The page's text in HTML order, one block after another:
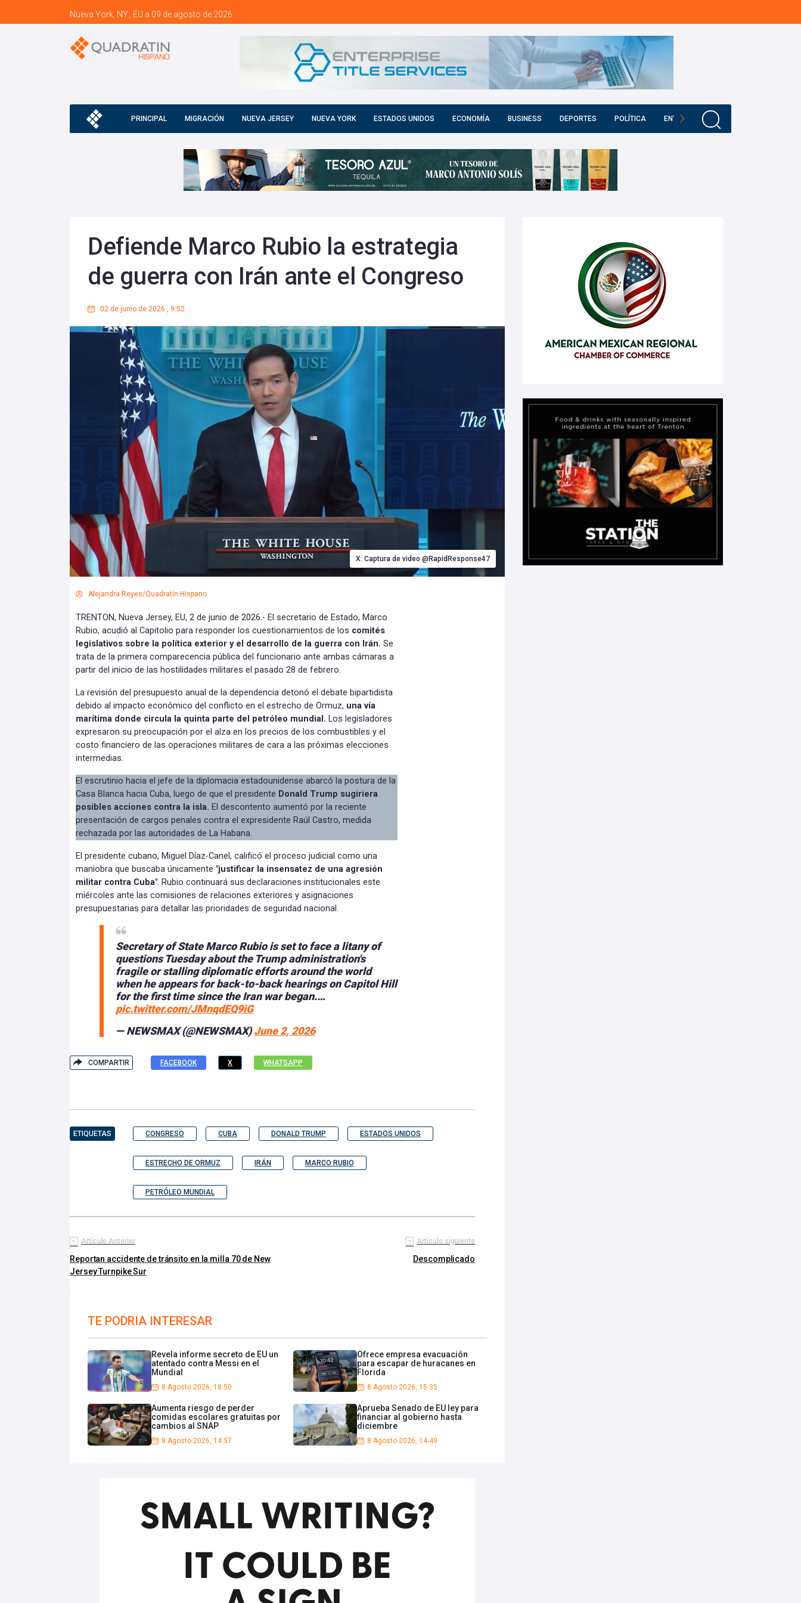
Nueva York, NY., EU a 09 de agosto de 2026
PRINCIPAL MIGRACIÓN NUEVA JERSEY NUEVA YORK ESTADOS UNIDOS ECONOMÍA BUSINESS DEPORTES POLÍTICA ENTRETENIMIENTO
Defiende Marco Rubio la estrategia
de guerra con Irán ante el Congreso
02 de junio de 2026 , 9:52
X: Captura de video @RapidResponse47
Alejandra Reyes/Quadratín Hispano
TRENTON, Nueva Jersey, EU, 2 de junio de 2026.- El secretario de Estado, Marco
Rubio, acudió al Capitolio para responder los cuestionamientos de los comités
legislativos sobre la política exterior y el desarrollo de la guerra con Irán. Se
trata de la primera comparecencia pública del funcionario ante ambas cámaras a
partir del inicio de las hostilidades militares el pasado 28 de febrero.
La revisión del presupuesto anual de la dependencia detonó el debate bipartidista
debido al impacto económico del conflicto en el estrecho de Ormuz, una vía
marítima donde circula la quinta parte del petróleo mundial. Los legisladores
expresaron su preocupación por el alza en los precios de los combustibles y el
costo financiero de las operaciones militares de cara a las próximas elecciones
intermedias.
El escrutinio hacia el jefe de la diplomacia estadounidense abarcó la postura de la
Casa Blanca hacia Cuba, luego de que el presidente Donald Trump sugiriera
posibles acciones contra la isla. El descontento aumentó por la reciente
presentación de cargos penales contra el expresidente Raúl Castro, medida
rechazada por las autoridades de La Habana.
El presidente cubano, Miguel Díaz-Canel, calificó el proceso judicial como una
maniobra que buscaba únicamente "justificar la insensatez de una agresión
militar contra Cuba". Rubio continuará sus declaraciones institucionales este
miércoles ante las comisiones de relaciones exteriores y asignaciones
presupuestarias para detallar las prioridades de seguridad nacional.
Secretary of State Marco Rubio is set to face a litany of
questions Tuesday about the Trump administration's
fragile or stalling diplomatic efforts around the world
when he appears for back-to-back hearings on Capitol Hill
for the first time since the Iran war began.…
pic.twitter.com/JMnqdEQ9iG
— NEWSMAX (@NEWSMAX)June 2, 2026
COMPARTIR FACEBOOK X WHATSAPP
ETIQUETAS CONGRESO CUBA DONALD TRUMP ESTADOS UNIDOS
ESTRECHO DE ORMUZ IRÁN MARCO RUBIO
PETRÓLEO MUNDIAL
Artículo Anterior
Reportan accidente de tránsito en la milla 70 de New
Jersey Turnpike Sur
Artículo siguiente
Descomplicado
TE PODRIA INTERESAR
Revela informe secreto de EU un
atentado contra Messi en el
Mundial
8 Agosto 2026, 18:50
Ofrece empresa evacuación
para escapar de huracanes en
Florida
8 Agosto 2026, 15:35
Aumenta riesgo de perder
comidas escolares gratuitas por
cambios al SNAP
8 Agosto 2026, 14:57
Aprueba Senado de EU ley para
financiar al gobierno hasta
diciembre
8 Agosto 2026, 14:49